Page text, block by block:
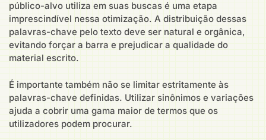
público-alvo utiliza em suas buscas é uma etapa
imprescindível nessa otimização. A distribuição dessas
palavras-chave pelo texto deve ser natural e orgânica,
evitando forçar a barra e prejudicar a qualidade do
material escrito.
É importante também não se limitar estritamente às
palavras-chave definidas. Utilizar sinônimos e variações
ajuda a cobrir uma gama maior de termos que os
utilizadores podem procurar.